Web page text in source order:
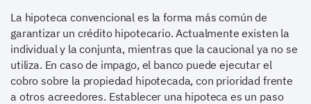
La hipoteca convencional es la forma más común de
garantizar un crédito hipotecario. Actualmente existen la
individual y la conjunta, mientras que la caucional ya no se
utiliza. En caso de impago, el banco puede ejecutar el
cobro sobre la propiedad hipotecada, con prioridad frente
a otros acreedores. Establecer una hipoteca es un paso